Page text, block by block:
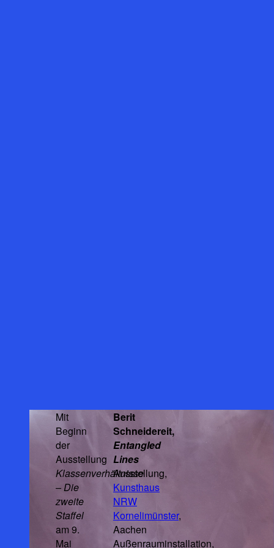
Mit
Beginn
der
Ausstellung
Klassenverhältnisse
– Die
zweite
Staffel
am 9.
Mai
Berit
Schneidereit,
Entangled
Lines
Ausstellung,
Kunsthaus
NRW
Kornelimünster,
Aachen
Außenrauminstallation,